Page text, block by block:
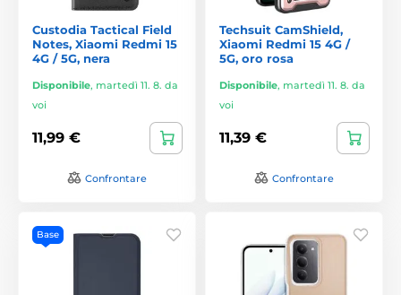
Custodia Tactical Field
Notes, Xiaomi Redmi 15
4G / 5G, nera
Disponibile, martedì 11. 8. da
voi
11,99 €
Confrontare
Techsuit CamShield,
Xiaomi Redmi 15 4G /
5G, oro rosa
Disponibile, martedì 11. 8. da
voi
11,39 €
Confrontare
Base